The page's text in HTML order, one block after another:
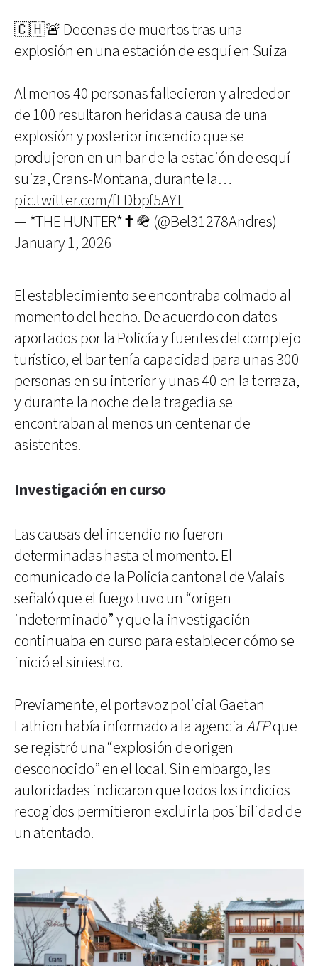
🇨🇭🚨 Decenas de muertos tras una
explosión en una estación de esquí en Suiza
Al menos 40 personas fallecieron y alrededor
de 100 resultaron heridas a causa de una
explosión y posterior incendio que se
produjeron en un bar de la estación de esquí
suiza, Crans-Montana, durante la…
pic.twitter.com/fLDbpf5AYT
— *THE HUNTER*✝️🪖 (@Bel31278Andres)
January 1, 2026
El establecimiento se encontraba colmado al
momento del hecho. De acuerdo con datos
aportados por la Policía y fuentes del complejo
turístico, el bar tenía capacidad para unas 300
personas en su interior y unas 40 en la terraza,
y durante la noche de la tragedia se
encontraban al menos un centenar de
asistentes.
Investigación en curso
Las causas del incendio no fueron
determinadas hasta el momento. El
comunicado de la Policía cantonal de Valais
señaló que el fuego tuvo un “origen
indeterminado” y que la investigación
continuaba en curso para establecer cómo se
inició el siniestro.
Previamente, el portavoz policial Gaetan
Lathion había informado a la agencia AFPque
se registró una “explosión de origen
desconocido” en el local. Sin embargo, las
autoridades indicaron que todos los indicios
recogidos permitieron excluir la posibilidad de
un atentado.